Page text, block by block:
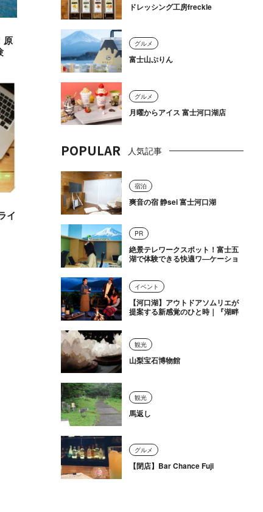
原
イ
ドレッシング工房freckle
グルメ
富士山ぷりん
グルメ
月曜からアイス 富士河口湖店
POPULAR 人気記事
宿泊
爽音の宿 静sei 富士河口湖
PR
絶景テレワークスポット！富士五
湖で体験できる快適ワ―ケーショ
イベント
【河口湖】アウトドアソムリエが
提案する新感覚のひと時｜『湖畔
観光
山梨宝石博物館
観光
馬返し
グルメ
【閉店】Bar Chance Fuji